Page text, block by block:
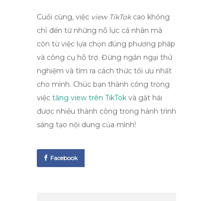
Cuối cùng, việc view TikTokcao không
chỉ đến từ những nỗ lực cá nhân mà
còn từ việc lựa chọn đúng phương pháp
và công cụ hỗ trợ. Đừng ngần ngại thử
nghiệm và tìm ra cách thức tối ưu nhất
cho mình. Chúc bạn thành công trong
việc tăng view trên TikTok và gặt hái
được nhiều thành công trong hành trình
sáng tạo nội dung của mình!
Facebook